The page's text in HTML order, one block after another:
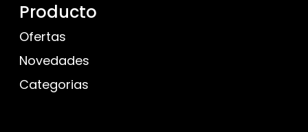
Producto
Ofertas
Novedades
Categorias